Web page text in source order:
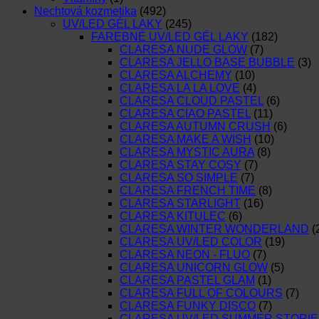
Nechtová kozmetika (492)
UV/LED GÉL LAKY (245)
FAREBNÉ UV/LED GÉL LAKY (182)
CLARESA NUDE GLOW (7)
CLARESA JELLO BASE BUBBLE (3)
CLARESA ALCHEMY (10)
CLARESA LA LA LOVE (4)
CLARESA CLOUD PASTEL (6)
CLARESA CIAO PASTEL (11)
CLARESA AUTUMN CRUSH (6)
CLARESA MAKE A WISH (10)
CLARESA MYSTIC AURA (8)
CLARESA STAY COSY (7)
CLARESA SO SIMPLE (7)
CLARESA FRENCH TIME (8)
CLARESA STARLIGHT (16)
CLARESA KITULEC (6)
CLARESA WINTER WONDERLAND
CLARESA UV/LED COLOR (19)
CLARESA NEON - FLUO (7)
CLARESA UNICORN GLOW (5)
CLARESA PASTEL GLAM (1)
CLARESA FULL OF COLOURS (7)
CLARESA FUNKY DISCO (7)